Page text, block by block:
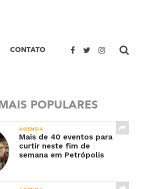
CONTATO
MAIS POPULARES
AGENDA
Mais de 40 eventos para
curtir neste fim de
semana em Petrópolis